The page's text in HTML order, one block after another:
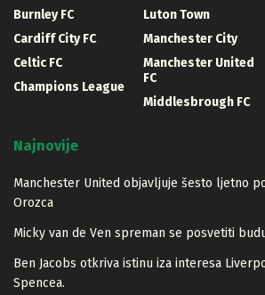
Burnley FC
Cardiff City FC
Celtic FC
Champions League
Luton Town
Manchester City
Manchester United
FC
Middlesbrough FC
Najnovije
Manchester United objavljuje šesto ljetno
Orozca
Micky van de Ven spreman se posvetiti
Ben Jacobs otkriva istinu iza interesa
Spencea.